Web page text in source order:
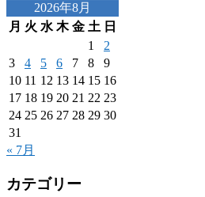
2026年8月
月 火 水 木 金 土 日
1
2
3
4 5 6 7 8
9
10 11 12 13 14 15 16
17 18 19 20 21 22 23
24 25 26 27 28 29 30
31
« 7月
カテゴリー